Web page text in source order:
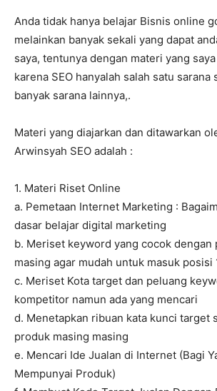
Anda tidak hanya belajar Bisnis online
melainkan banyak sekali yang dapat
saya, tentunya dengan materi yang
karena SEO hanyalah salah satu sarana
banyak sarana lainnya,.
Materi yang diajarkan dan ditawarkan
Arwinsyah SEO adalah :
1. Materi Riset Online
a. Pemetaan Internet Marketing :
dasar belajar digital marketing
b. Meriset keyword yang cocok dengan
masing agar mudah untuk masuk posisi
c. Meriset Kota target dan peluang
kompetitor namun ada yang mencari
d. Menetapkan ribuan kata kunci target
produk masing masing
e. Mencari Ide Jualan di Internet (Bagi
Mempunyai Produk)